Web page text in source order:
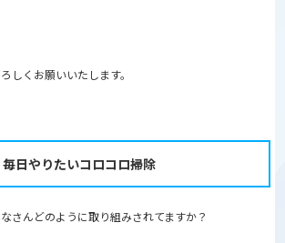
しくお願いいたします。
毎日やりたいコロコロ掃除
さんどのように取り組みされてますか？